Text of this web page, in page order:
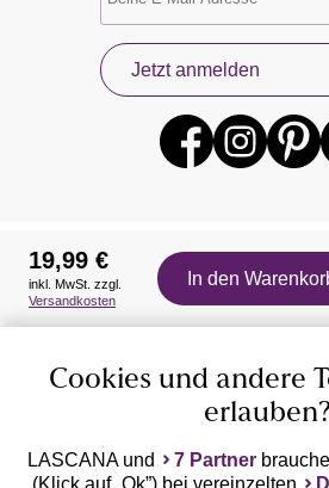
Jetzt anmelden
Auszeichnungen
19,99 €
inkl. MwSt. zzgl.
Versandkosten
In den
Cookies und andere
LASCANA und 7 Partner